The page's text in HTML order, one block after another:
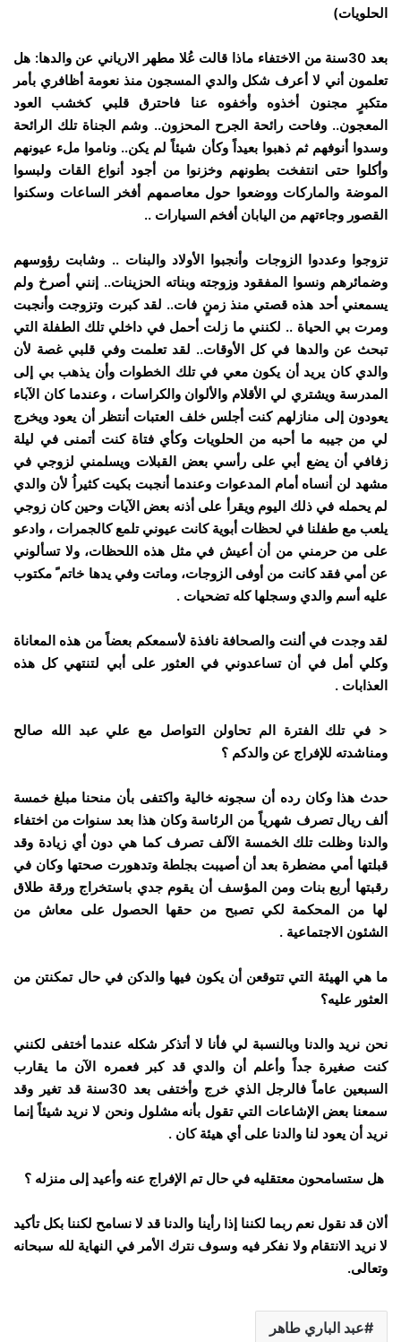
الحلويات)
بعد 30سنة من الاختفاء ماذا قالت عُلا مطهر الارياني عن والدها: هل
تعلمون أني لا أعرف شكل والدي المسجون منذ نعومة أظافري بأمر
متكبرٍ مجنون أخذوه وأخفوه عنا فاحترق قلبي كخشب العود
المعجون.. وفاحت رائحة الجرح المحزون.. وشم الجناة تلك الرائحة
وسدوا أنوفهم ثم ذهبوا بعيداً وكأن شيئاً لم يكن.. وناموا ملء عيونهم
وأكلوا حتى انتفخت بطونهم وخزنوا من أجود أنواع القات ولبسوا
الموضة والماركات ووضعوا حول معاصمهم أفخر الساعات وسكنوا
القصور وجاءتهم من اليابان أفخم السيارات ..
تزوجوا وعددوا الزوجات وأنجبوا الأولاد والبنات .. وشابت رؤوسهم
وضمائرهم ونسوا المفقود وزوجته وبناته الحزينات.. إنني أصرخ ولم
يسمعني أحد هذه قصتي منذ زمنٍ فات.. لقد كبرت وتزوجت وأنجبت
ومرت بي الحياة .. لكنني ما زلت أحمل في داخلي تلك الطفلة التي
تبحث عن والدها في كل الأوقات.. لقد تعلمت وفي قلبي غصة لأن
والدي كان يريد أن يكون معي في تلك الخطوات وأن يذهب بي إلى
المدرسة ويشتري لي الأقلام والألوان والكراسات ، وعندما كان الآباء
يعودون إلى منازلهم كنت أجلس خلف العتبات أنتظر أن يعود ويخرج
لي من جيبه ما أحبه من الحلويات وكأي فتاة كنت أتمنى في ليلة
زفافي أن يضع أبي على رأسي بعض القبلات ويسلمني لزوجي في
مشهد لن أنساه أمام المدعوات وعندما أنجبت بكيت كثيراُ لأن والدي
لم يحمله في ذلك اليوم ويقرأ على أذنه بعض الآيات وحين كان زوجي
يلعب مع طفلنا في لحظات أبوية كانت عيوني تلمع كالجمرات ، وادعو
على من حرمني من أن أعيش في مثل هذه اللحظات، ولا تسألوني
عن أمي فقد كانت من أوفى الزوجات، وماتت وفي يدها خاتم ً مكتوب
عليه أسم والدي وسجلها كله تضحيات .
لقد وجدت في ألنت والصحافة نافذة لأسمعكم بعضاً من هذه المعاناة
وكلي أمل في أن تساعدوني في العثور على أبي لتنتهي كل هذه
العذابات .
< في تلك الفترة الم تحاولن التواصل مع علي عبد الله صالح
ومناشدته للإفراج عن والدكم ؟
حدث هذا وكان رده أن سجونه خالية واكتفى بأن منحنا مبلغ خمسة
ألف ريال تصرف شهرياً من الرئاسة وكان هذا بعد سنوات من اختفاء
والدنا وظلت تلك الخمسة الآلف تصرف كما هي دون أي زيادة وقد
قبلتها أمي مضطرة بعد أن أصيبت بجلطة وتدهورت صحتها وكان في
رقبتها أربع بنات ومن المؤسف أن يقوم جدي باستخراج ورقة طلاق
لها من المحكمة لكي تصبح من حقها الحصول على معاش من
الشئون الاجتماعية .
ما هي الهيئة التي تتوقعن أن يكون فيها والدكن في حال تمكنتن من
العثور عليه؟
نحن نريد والدنا وبالنسبة لي فأنا لا أتذكر شكله عندما أختفى لكنني
كنت صغيرة جداً وأعلم أن والدي قد كبر فعمره الآن ما يقارب
السبعين عاماً فالرجل الذي خرج وأختفى بعد 30سنة قد تغير وقد
سمعنا بعض الإشاعات التي تقول بأنه مشلول ونحن لا نريد شيئاً إنما
نريد أن يعود لنا والدنا على أي هيئة كان .
هل ستسامحون معتقليه في حال تم الإفراج عنه وأعيد إلى منزله ؟
ألان قد نقول نعم ربما لكننا إذا رأينا والدنا قد لا نسامح لكننا بكل تأكيد
لا نريد الانتقام ولا نفكر فيه وسوف نترك الأمر في النهاية لله سبحانه
وتعالى.
عبد الباري طاهر